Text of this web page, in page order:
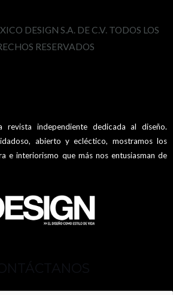
DESIGN S.A. DE C.V. TODOS LOS
RESERVADOS
revista independiente dedicada al diseño.
abierto y ecléctico, mostramos los
e interiorismo que más nos entusiasman de